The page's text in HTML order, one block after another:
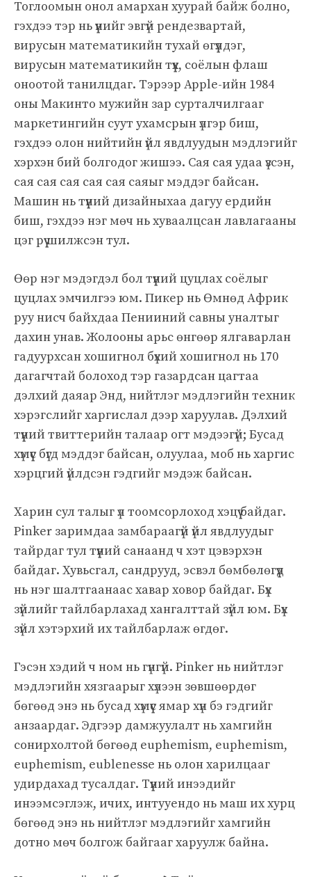
Тоглоомын онол амархан хуурай байж болно,
гэхдээ тэр нь үүнийг эвгүй рендезвартай,
вирусын математикийн тухай өгүүлдэг,
вирусын математикийн түүх, соёлын флаш
оноотой танилцдаг. Тэрээр Apple-ийн 1984
оны Макинто мужийн зар сурталчилгааг
маркетингийн суут ухамсрын үлгэр биш,
гэхдээ олон нийтийн үйл явдлуудын мэдлэгийг
хэрхэн бий болгодог жишээ. Сая сая удаа үзсэн,
сая сая сая сая сая саяыг мэддэг байсан.
Машин нь түүний дизайныхаа дагуу ердийн
биш, гэхдээ нэг мөч нь хуваалцсан лавлагааны
цэг рүү шилжсэн тул.
Өөр нэг мэдэгдэл бол түүний цуцлах соёлыг
цуцлах эмчилгээ юм. Пикер нь Өмнөд Африк
руу нисч байхдаа Пенииний савны уналтыг
дахин унав. Жолооны арьс өнгөөр ​​ялгаварлан
гадуурхсан хошигнол бүхий хошигнол нь 170
дагагчтай болоход тэр газардсан цагтаа
дэлхий даяар Энд, нийтлэг мэдлэгийн техник
хэрэгслийг харгислал дээр харуулав. Дэлхий
түүний твиттерийн талаар огт мэдээгүй; Бусад
хүмүүс бүгд мэддэг байсан, олуулаа, моб нь харгис
хэрцгий үйлдсэн гэдгийг мэдэж байсан.
Харин сул талыг үл тоомсорлоход хэцүү байдаг.
Pinker заримдаа замбараагүй үйл явдлуудыг
тайрдаг тул түүний санаанд ч хэт цэвэрхэн
байдаг. Хувьсгал, сандрууд, эсвэл бөмбөлөгүүд
нь нэг шалтгаанаас хавар ховор байдаг. Бүх
зүйлийг тайлбарлахад хангалттай зүйл юм. Бүх
зүйл хэтэрхий их тайлбарлаж өгдөг.
Гэсэн хэдий ч ном нь гүнгүй. Pinker нь нийтлэг
мэдлэгийн хязгаарыг хүлээн зөвшөөрдөг
бөгөөд энэ нь бусад хүмүүс ямар хүн бэ гэдгийг
анзаардаг. Эдгээр дамжуулалт нь хамгийн
сонирхолтой бөгөөд euphemism, euphemism,
euphemism, eublenesse нь олон харилцааг
удирдахад тусалдаг. Түүний инээдийг
инээмсэглэж, ичих, интууендо нь маш их хурц
бөгөөд энэ нь нийтлэг мэдлэгийг хамгийн
дотно мөч болгож байгааг харуулж байна.